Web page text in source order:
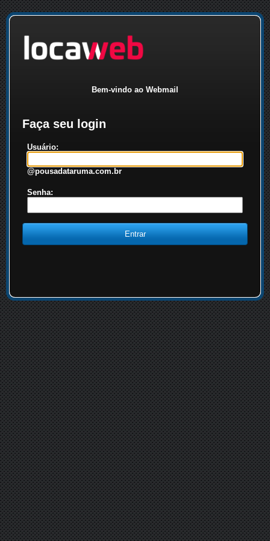
Bem-vindo ao Webmail
Faça seu login
Usuário:
@pousadataruma.com.br
Senha: